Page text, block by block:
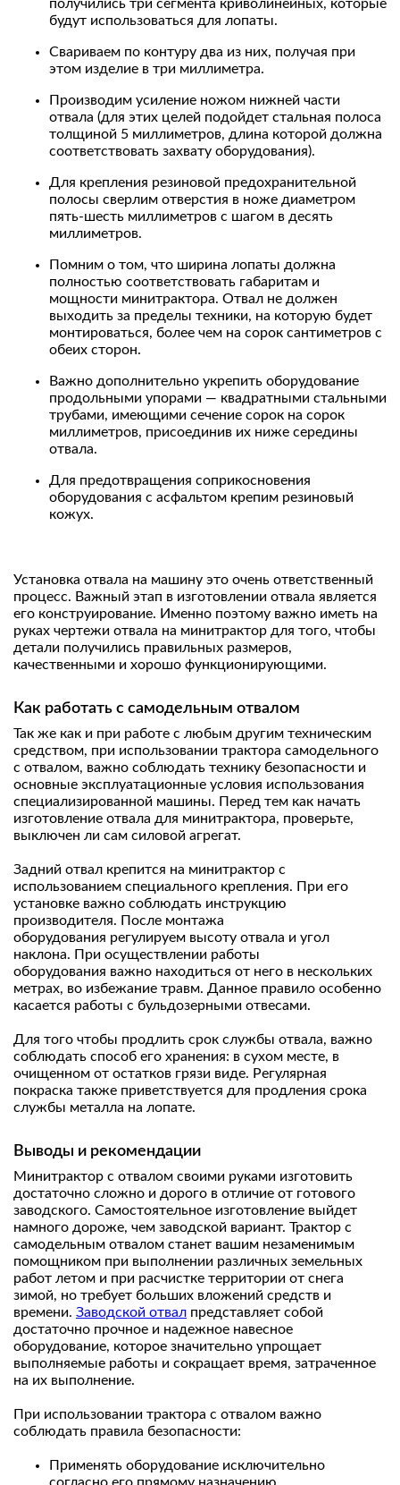
получились три сегмента криволинейных, которые
будут использоваться для лопаты.
Свариваем по контуру два из них, получая при
этом изделие в три миллиметра.
Производим усиление ножом нижней части
отвала (для этих целей подойдет стальная полоса
толщиной 5 миллиметров, длина которой должна
соответствовать захвату оборудования).
Для крепления резиновой предохранительной
полосы сверлим отверстия в ноже диаметром
пять-шесть миллиметров с шагом в десять
миллиметров.
Помним о том, что ширина лопаты должна
полностью соответствовать габаритам и
мощности минитрактора. Отвал не должен
выходить за пределы техники, на которую будет
монтироваться, более чем на сорок сантиметров с
обеих сторон.
Важно дополнительно укрепить оборудование
продольными упорами — квадратными стальными
трубами, имеющими сечение сорок на сорок
миллиметров, присоединив их ниже середины
отвала.
Для предотвращения соприкосновения
оборудования с асфальтом крепим резиновый
кожух.
Установка отвала на машину это очень ответственный
процесс. Важный этап в изготовлении отвала является
его конструирование. Именно поэтому важно иметь на
руках чертежи отвала на минитрактор для того, чтобы
детали получились правильных размеров,
качественными и хорошо функционирующими.
Как работать с самодельным отвалом
Так же как и при работе с любым другим техническим
средством, при использовании трактора самодельного
с отвалом, важно соблюдать технику безопасности и
основные эксплуатационные условия использования
специализированной машины. Перед тем как начать
изготовление отвала для минитрактора, проверьте,
выключен ли сам силовой агрегат.
Задний отвал крепится на минитрактор с
использованием специального крепления. При его
установке важно соблюдать инструкцию
производителя. После монтажа
оборудования регулируем высоту отвала и угол
наклона. При осуществлении работы
оборудования важно находиться от него в нескольких
метрах, во избежание травм. Данное правило особенно
касается работы с бульдозерными отвесами.
Для того чтобы продлить срок службы отвала, важно
соблюдать способ его хранения: в сухом месте, в
очищенном от остатков грязи виде. Регулярная
покраска также приветствуется для продления срока
службы металла на лопате.
Выводы и рекомендации
Минитрактор с отвалом своими руками изготовить
достаточно сложно и дорого в отличие от готового
заводского. Самостоятельное изготовление выйдет
намного дороже, чем заводской вариант. Трактор с
самодельным отвалом станет вашим незаменимым
помощником при выполнении различных земельных
работ летом и при расчистке территории от снега
зимой, но требует больших вложений средств и
времени. Заводской отвал представляет собой
достаточно прочное и надежное навесное
оборудование, которое значительно упрощает
выполняемые работы и сокращает время, затраченное
на их выполнение.
При использовании трактора с отвалом важно
соблюдать правила безопасности:
Применять оборудование исключительно